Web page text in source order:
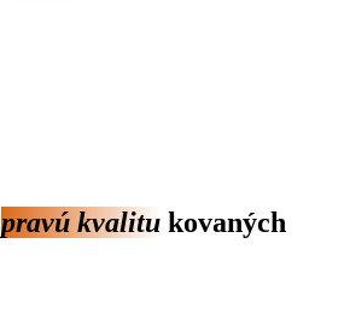
pravú kvalitukovaných